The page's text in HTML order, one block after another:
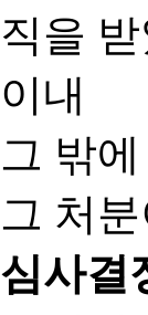
직을
이내
그 밖
그 처
심사결